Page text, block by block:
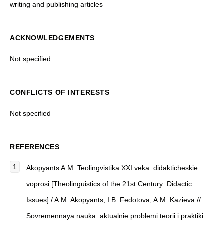
writing and publishing articles
ACKNOWLEDGEMENTS
Not specified
CONFLICTS OF INTERESTS
Not specified
REFERENCES
Akopyants A.M. Teolingvistika XXI veka: didakticheskie
voprosi [Theolinguistics of the 21st Century: Didactic
Issues] / A.M. Akopyants, I.B. Fedotova, A.M. Kazieva //
Sovremennaya nauka: aktualnie problemi teorii i praktiki.